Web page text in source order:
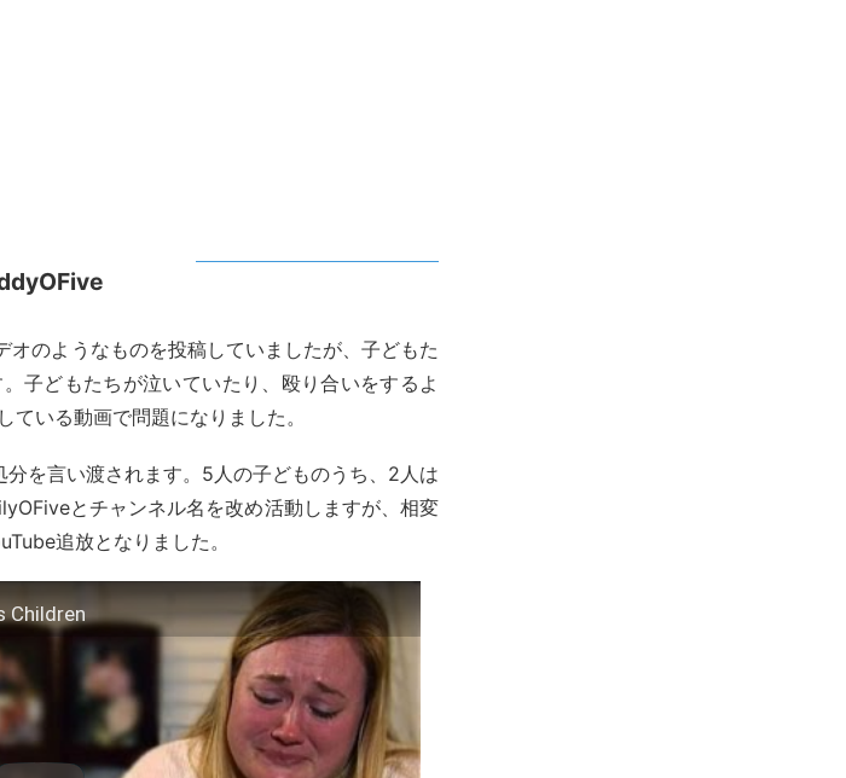
オのようなものを投稿していましたが、子どもた
子どもたちが泣いていたり、殴り合いをするよ
いる動画で問題になりました。
を言い渡されます。5人の子どものうち、2人は
とチャンネル名を改め活動しますが、相変
追放となりました。
Children